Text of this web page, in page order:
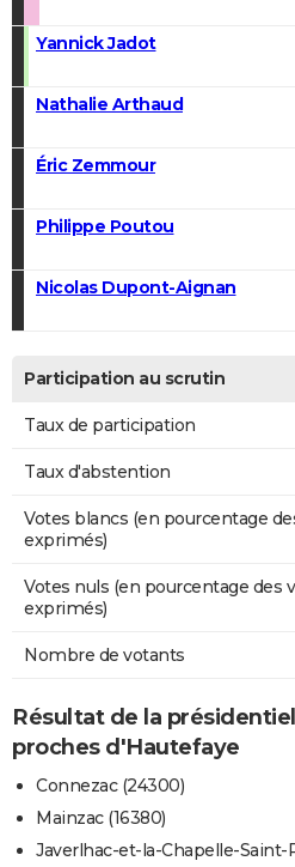
Yannick Jadot
Nathalie Arthaud
Éric Zemmour
Philippe Poutou
Nicolas Dupont-Aignan
Participation au scrutin
Taux de participation
Taux d'abstention
Votes blancs (en pourcentage
exprimés)
Votes nuls (en pourcentage des
exprimés)
Nombre de votants
Résultat de la
proches d'Hautefaye
Connezac (24300)
Mainzac (16380)
Javerlhac-et-la-Chapelle-Saint-